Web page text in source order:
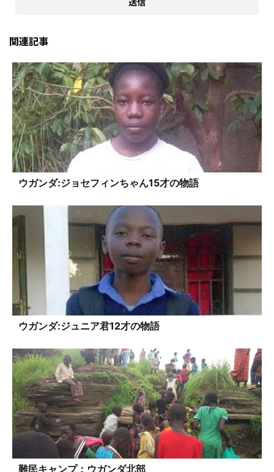
関連記事
ウガンダ:ジョセフィンちゃん15才の物語
ウガンダ:ジュニア君12才の物語
難民キャンプ：ウガンダ北部